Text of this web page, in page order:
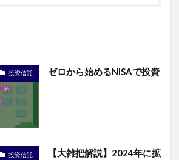
投資信託 ゼロから始めるNISAで投資
投資信託
【大雑把解説】2024年に拡